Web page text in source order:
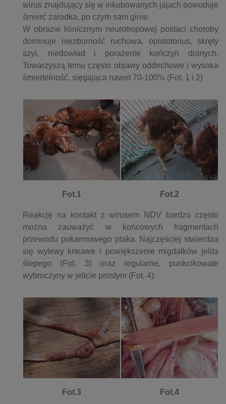
wirus znajdujący się w inkubowanych jajach powoduje
śmierć zarodka, po czym sam ginie.
W obrazie klinicznym neurotropowej postaci choroby
dominuje niezborność ruchowa, opistotonus, skręty
szyi, niedowład i porażenie kończyn dolnych.
Towarzyszą temu często objawy oddechowe i wysoka
śmiertelność, sięgająca nawet 70-100% (Fot. 1 i 2)
Fot.1 Fot.2
Reakcję na kontakt z wirusem NDV bardzo często
można zauważyć w końcowych fragmentach
przewodu pokarmowego ptaka. Najczęściej stwierdza
się wylewy krwawe i powiększenie migdałków jelita
ślepego (Fot. 3) oraz regularne, punkcikowate
wybroczyny w jelicie prostym (Fot. 4).
Fot.3 Fot.4